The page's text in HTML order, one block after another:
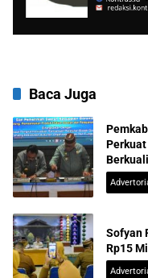
Baca Juga
Sofyan
Rp15